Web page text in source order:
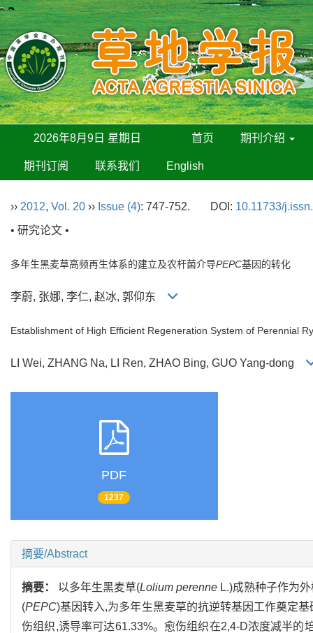
2026年8月9日 星期日 首页 期刊介绍
期刊订阅 联系我们 English
›› 2012, Vol. 20 ›› Issue (4): 747-752. DOI: 10.11733/
• 研究论文 •
多年生黑麦草高频再生体系的建立及农杆菌介导PEPC基因的转化
李蔚, 张娜, 李仁, 赵冰, 郭仰东
Establishment of High Efficient Regeneration System of Perennial
LI Wei, ZHANG Na, LI Ren, ZHAO Bing, GUO Yang-dong
PDF
1237
摘要/Abstract
摘要： 以多年生黑麦草(Lolium perenne L.)成熟种子作为
(PEPC)基因转入,为多年生黑麦草的抗逆转基因工作奠定
伤组织,诱导率可达61.33%。愈伤组织在2,4-D浓度减半的